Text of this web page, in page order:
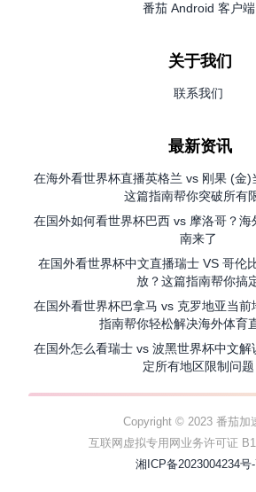
番茄 Android 客户端
关于我们
联系我们
最新资讯
在海外看世界杯直播英格兰 vs 刚果 (金)
这篇指南帮你突破所有
在国外如何看世界杯巴西 vs 摩洛哥？
南来了
在国外看世界杯中文直播瑞士 VS 哥伦
放？这篇指南帮你搞
在国外看世界杯巴拿马 vs 克罗地亚当
指南帮你轻松解决海外体育
在国外怎么看瑞士 vs 波黑世界杯中文
定所有地区限制问题
Copyright © 2023 番茄加
互联网虚拟专用网业务许可证
湘ICP备2023004234号